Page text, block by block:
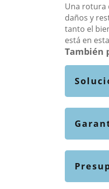
Una rotura
daños y
tanto el
está en
También